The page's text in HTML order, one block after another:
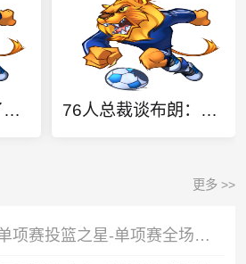
年龄到了可以来了！记者：勇士和35岁奥利尼克就潜在签约进行接触 76人总裁谈布朗：想得到优质球星必须付出巨大代价 绿军收获颇丰
更多 >>
WNBA全明星单项赛投篮之星-单项赛全场录像